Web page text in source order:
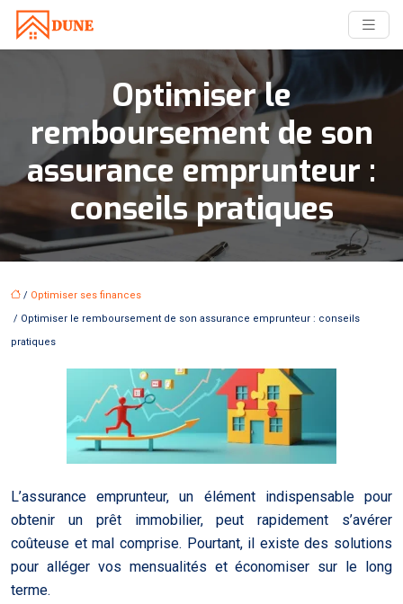
Optimiser le
remboursement de son
assurance emprunteur :
conseils pratiques
/ Optimiser ses finances
/ Optimiser le remboursement de son assurance emprunteur : conseils
pratiques
L’assurance emprunteur, un élément indispensable pour
obtenir un prêt immobilier, peut rapidement s’avérer
coûteuse et mal comprise. Pourtant, il existe des solutions
pour alléger vos mensualités et économiser sur le long
terme.